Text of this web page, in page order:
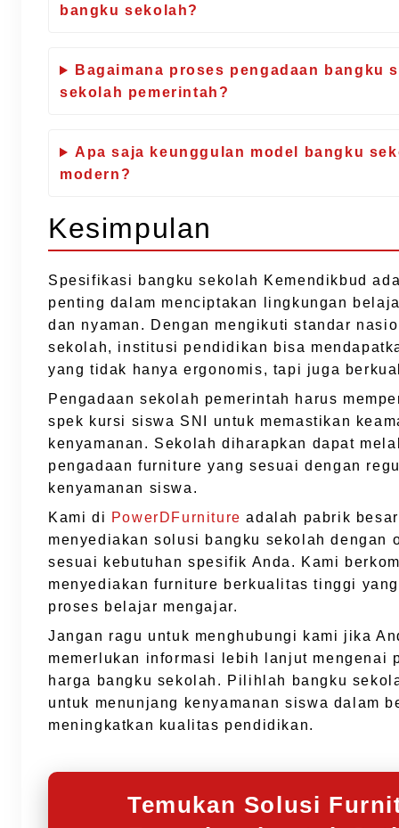
bangku sekolah?
Bagaimana proses pengadaan bangku
sekolah pemerintah?
Apa saja keunggulan model bangku
modern?
Kesimpulan
Spesifikasi bangku sekolah Kemendikbud
penting dalam menciptakan lingkungan
dan nyaman. Dengan mengikuti standar
sekolah, institusi pendidikan bisa
yang tidak hanya ergonomis, tapi juga
Pengadaan sekolah pemerintah harus
spek kursi siswa SNI untuk memastikan
kenyamanan. Sekolah diharapkan dapat
pengadaan furniture yang sesuai dengan
kenyamanan siswa.
Kami di PowerDFurniture adalah pabrik
menyediakan solusi bangku sekolah dengan
sesuai kebutuhan spesifik Anda. Kami
menyediakan furniture berkualitas tinggi
proses belajar mengajar.
Jangan ragu untuk menghubungi kami jika
memerlukan informasi lebih lanjut mengenai
harga bangku sekolah. Pilihlah bangku
untuk menunjang kenyamanan siswa dalam
meningkatkan kualitas pendidikan.
Temukan Solusi